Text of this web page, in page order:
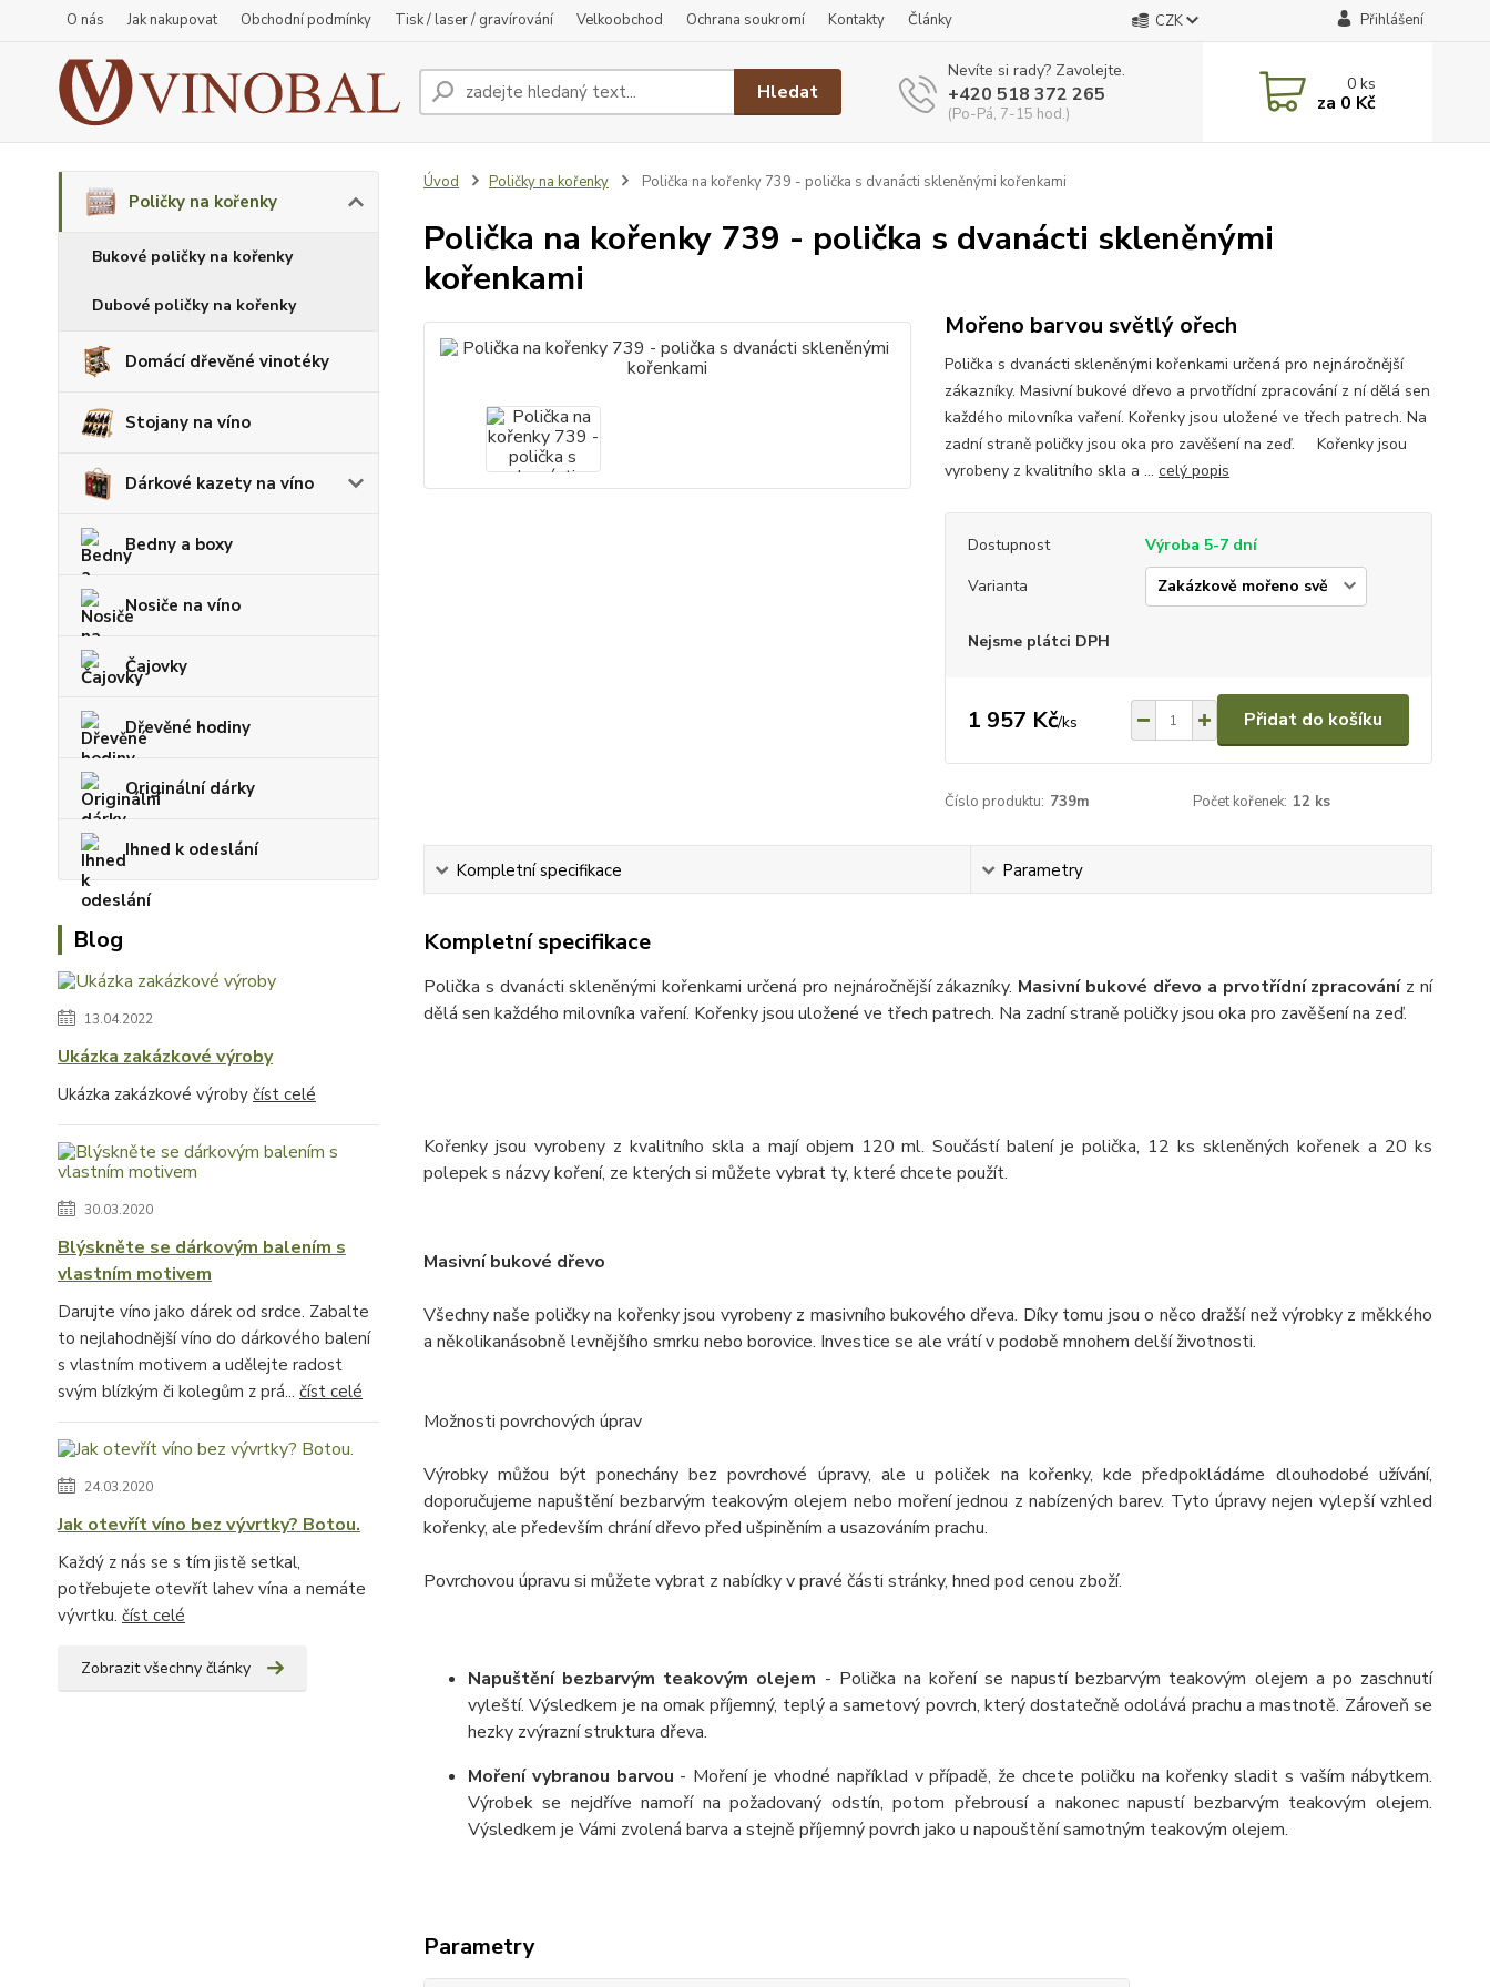
O nás Jak nakupovat Obchodní podmínky Tisk / laser / gravírování Velkoobchod Ochrana soukromí Kontakty Články CZK Přihlášení
Hledat
Nevíte si rady? Zavolejte.
+420 518 372 265
(Po-Pá, 7-15 hod.)
0ks
za 0 Kč
Poličky na kořenky
Bukové poličky na kořenky
Dubové poličky na kořenky
Domácí dřevěné vinotéky
Stojany na víno
Dárkové kazety na víno
Bedny a boxy
Nosiče na víno
Čajovky
Dřevěné hodiny
Originální dárky
Ihned k odeslání
Blog
13.04.2022
Ukázka zakázkové výroby
Ukázka zakázkové výroby číst celé
30.03.2020
Blýskněte se dárkovým balením s
vlastním motivem
Darujte víno jako dárek od srdce. Zabalte
to nejlahodnější víno do dárkového balení
s vlastním motivem a udělejte radost
svým blízkým či kolegům z prá... číst celé
24.03.2020
Jak otevřít víno bez vývrtky? Botou.
Každý z nás se s tím jistě setkal,
potřebujete otevřít lahev vína a nemáte
vývrtku. číst celé
Zobrazit všechny články
Úvod Poličky na kořenky Polička na kořenky 739 - polička s dvanácti skleněnými kořenkami
Polička na kořenky 739 - polička s dvanácti skleněnými
kořenkami
Mořeno barvou světlý ořech
Polička s dvanácti skleněnými kořenkami určená pro nejnáročnější
zákazníky. Masivní bukové dřevo a prvotřídní zpracování z ní dělá sen
každého milovníka vaření. Kořenky jsou uložené ve třech patrech. Na
zadní straně poličky jsou oka pro zavěšení na zeď. Kořenky jsou
vyrobeny z kvalitního skla a ... celý popis
Dostupnost
Výroba 5-7 dní
Varianta
Nejsme plátci DPH
1 957 Kč/ks Přidat do košíku
Číslo produktu: 739m Počet kořenek: 12 ks
Kompletní specifikace Parametry
Kompletní specifikace
Polička s dvanácti skleněnými kořenkami určená pro nejnáročnější zákazníky. Masivní bukové dřevo a prvotřídní zpracováníz ní
dělá sen každého milovníka vaření. Kořenky jsou uložené ve třech patrech. Na zadní straně poličky jsou oka pro zavěšení na zeď.
Kořenky jsou vyrobeny z kvalitního skla a mají objem 120 ml. Součástí balení je polička, 12 ks skleněných kořenek a 20 ks
polepek s názvy koření, ze kterých si můžete vybrat ty, které chcete použít.
Masivní bukové dřevo
Všechny naše poličky na kořenky jsou vyrobeny z masivního bukového dřeva. Díky tomu jsou o něco dražší než výrobky z měkkého
a několikanásobně levnějšího smrku nebo borovice. Investice se ale vrátí v podobě mnohem delší životnosti.
Možnosti povrchových úprav
Výrobky můžou být ponechány bez povrchové úpravy, ale u poliček na kořenky, kde předpokládáme dlouhodobé užívání,
doporučujeme napuštění bezbarvým teakovým olejem nebo moření jednou z nabízených barev. Tyto úpravy nejen vylepší vzhled
kořenky, ale především chrání dřevo před ušpiněním a usazováním prachu.
Povrchovou úpravu si můžete vybrat z nabídky v pravé části stránky, hned pod cenou zboží.
Napuštění bezbarvým teakovým olejem - Polička na koření se napustí bezbarvým teakovým olejem a po zaschnutí
vyleští. Výsledkem je na omak příjemný, teplý a sametový povrch, který dostatečně odolává prachu a mastnotě. Zároveň se
hezky zvýrazní struktura dřeva.
Moření vybranou barvou - Moření je vhodné například v případě, že chcete poličku na kořenky sladit s vaším nábytkem.
Výrobek se nejdříve namoří na požadovaný odstín, potom přebrousí a nakonec napustí bezbarvým teakovým olejem.
Výsledkem je Vámi zvolená barva a stejně příjemný povrch jako u napouštění samotným teakovým olejem.
Parametry